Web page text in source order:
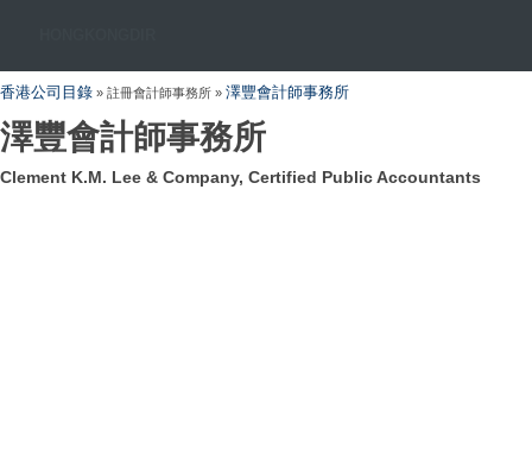
香港公司目錄 » 註冊會計師事務所 » 澤豐會計師事務所
澤豐會計師事務所
Clement K.M. Lee & Company, Certified Public Accountants